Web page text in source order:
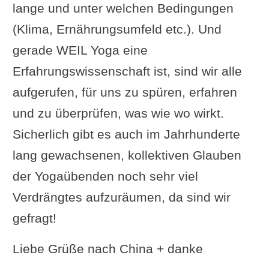
lange und unter welchen Bedingungen
(Klima, Ernährungsumfeld etc.). Und
gerade WEIL Yoga eine
Erfahrungswissenschaft ist, sind wir alle
aufgerufen, für uns zu spüren, erfahren
und zu überprüfen, was wie wo wirkt.
Sicherlich gibt es auch im Jahrhunderte
lang gewachsenen, kollektiven Glauben
der Yogaübenden noch sehr viel
Verdrängtes aufzuräumen, da sind wir
gefragt!
Liebe Grüße nach China + danke